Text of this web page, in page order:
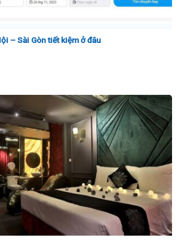
– Sài Gòn tiết kiệm ở đâu